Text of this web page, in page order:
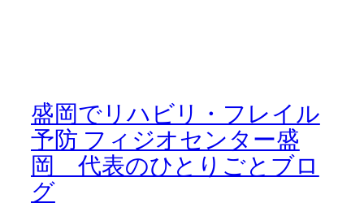
盛岡でリハビリ・フレイル
予防 フィジオセンター盛
岡 代表のひとりごとブロ
グ